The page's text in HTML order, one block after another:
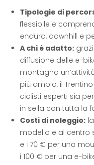
Tipologie di
flessibile e
enduro, downhill e
A chi è adatto:
diffusione delle e-
montagna
più ampio, il
ciclisti esperti sia
in sella con tutta la
Costi di noleggio:la
modello e al centro
e i 70 € per una
i 100 € per una e-